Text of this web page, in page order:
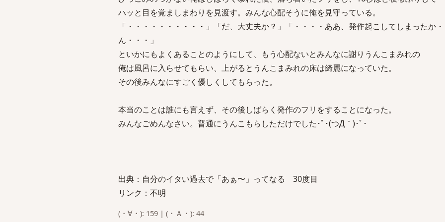
ハッと目を覚ましまわりを見渡す。みんな心配そうに俺を見守っている。
「・・・・・・・・・・」「だ、大丈夫か？」「・・・・ああ、発作起こしてしまったか
ん・・・」
といかにもよくあることのようにして、もう心配ないとみんなに謝りうんこまみれの
俺は風呂に入らせてもらい、上がるとうんこまみれの床は綺麗になっていた。
その後みんなにすごく優しくしてもらった。
本当のことは誰にも言えず、その後しばらく発作のフリをすることになった。
みんなごめんなさい。普通にうんこもらしただけでした･ﾟ･(つД｀)･ﾟ･
出典：自分のイタい過去で「あぁ〜」ってなる 30度目
リンク：不明
(・∀・): 159 | (・Ａ・): 44